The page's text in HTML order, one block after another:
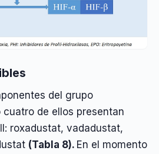
del grupo
de ellos presentan
roxadustat, vadadustat,
(Tabla 8). En el momento